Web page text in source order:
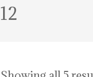
12